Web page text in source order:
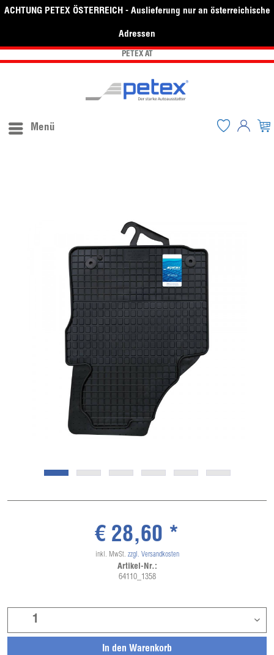
ACHTUNG PETEX ÖSTERREICH - Auslieferung nur an österreichische
Adressen
PETEX AT
Menü
In den Warenkorb
€ 28,60 *
inkl. MwSt. zzgl. Versandkosten
Artikel-Nr.:
64110_1358